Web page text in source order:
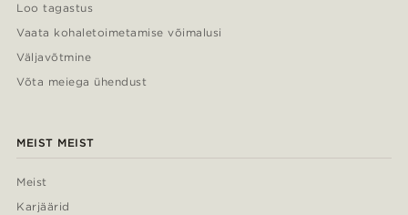
Loo tagastus
Vaata kohaletoimetamise võimalusi
Väljavõtmine
Võta meiega ühendust
MEIST MEIST
Meist
Karjäärid